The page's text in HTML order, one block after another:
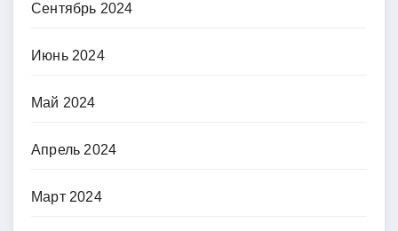
Сентябрь 2024
Июнь 2024
Май 2024
Апрель 2024
Март 2024